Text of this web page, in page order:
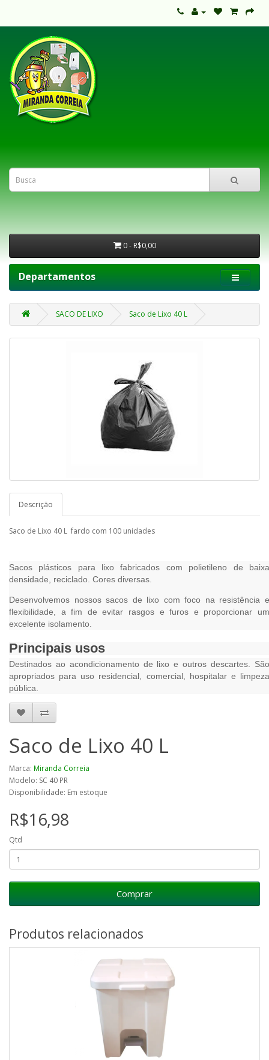
0 - R$0,00
Departamentos
SACO DE LIXO Saco de Lixo 40 L
Descrição
Saco de Lixo 40 L fardo com 100 unidades
Sacos plásticos para lixo fabricados com polietileno de baixa
densidade, reciclado. Cores diversas.
Desenvolvemos nossos sacos de lixo com foco na resistência e
flexibilidade, a fim de evitar rasgos e furos e proporcionar um
excelente isolamento.
Principais usos
Destinados ao acondicionamento de lixo e outros descartes. São
apropriados para uso residencial, comercial, hospitalar e limpeza
pública.
Saco de Lixo 40 L
Marca: Miranda Correia
Modelo: SC 40 PR
Disponibilidade: Em estoque
R$16,98
Qtd
Comprar
Produtos relacionados